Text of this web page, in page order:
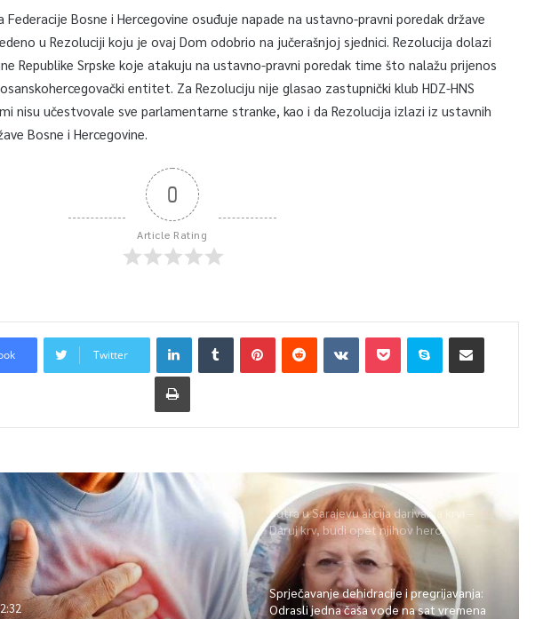
Bosne i Hercegovine osuđuje napade na ustavno-pravni poredak države
u Rezoluciji koju je ovaj Dom odobrio na jučerašnjoj sjednici. Rezolucija dolazi
Republike Srpske koje atakuju na ustavno-pravni poredak time što nalažu prijenos
entitet. Za Rezoluciju nije glasao zastupnički klub HDZ-HNS
nisu učestvovale sve parlamentarne stranke, kao i da Rezolucija izlazi iz ustavnih
Bosne i Hercegovine.
0
Article Rating
Twitter
Sutra u Sarajevu akcija darivanja krvi –
Daruj krv, budi opet njihov heroj
Sprječavanje dehidracije i pregrijavanja:
Odrasli jedna čaša vode na sat vremena